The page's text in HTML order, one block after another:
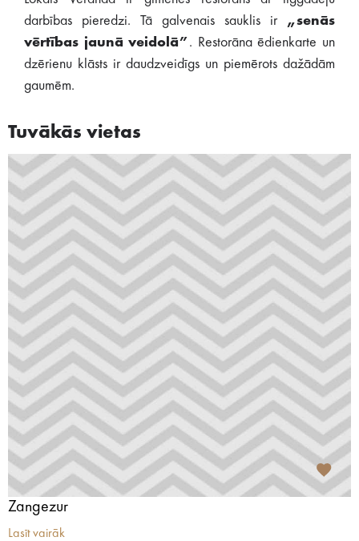
darbības pieredzi. Tā galvenais sauklis ir „senās
vērtības jaunā veidolā”. Restorāna ēdienkarte un
dzērienu klāsts ir daudzveidīgs un piemērots dažādām
gaumēm.
Tuvākās vietas
Zangezur
Lasīt vairāk